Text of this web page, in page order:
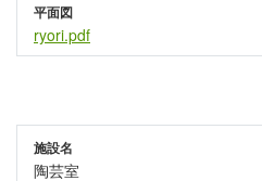
平面図
ryori.pdf
施設名
陶芸室